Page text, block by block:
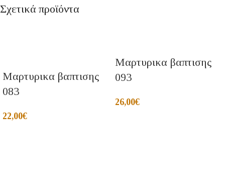
Σχετικά προϊόντα
Μαρτυρικα βαπτισης
083
22,00€
Μαρτυρικα βαπτισης
093
26,00€